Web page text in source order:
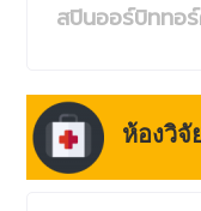
สปินออร์บิททอร์
ห้องวิ